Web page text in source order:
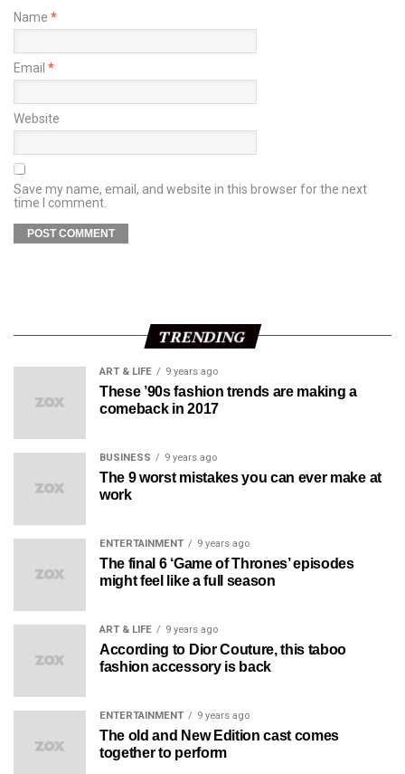
Name *
Email *
Website
Save my name, email, and website in this browser for the next
time I comment.
TRENDING
ART & LIFE 9 years ago
These ’90s fashion trends are making a
comeback in 2017
BUSINESS 9 years ago
The 9 worst mistakes you can ever make at
work
ENTERTAINMENT 9 years ago
The final 6 ‘Game of Thrones’ episodes
might feel like a full season
ART & LIFE 9 years ago
According to Dior Couture, this taboo
fashion accessory is back
ENTERTAINMENT 9 years ago
The old and New Edition cast comes
together to perform